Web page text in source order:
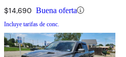
$14,690 Buena oferta
Incluye tarifas de conc.